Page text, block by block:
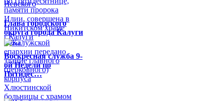
Глава городского
округа города Калуги
по…
Воскресная служба 9-
ой Недели по
Пятидес…